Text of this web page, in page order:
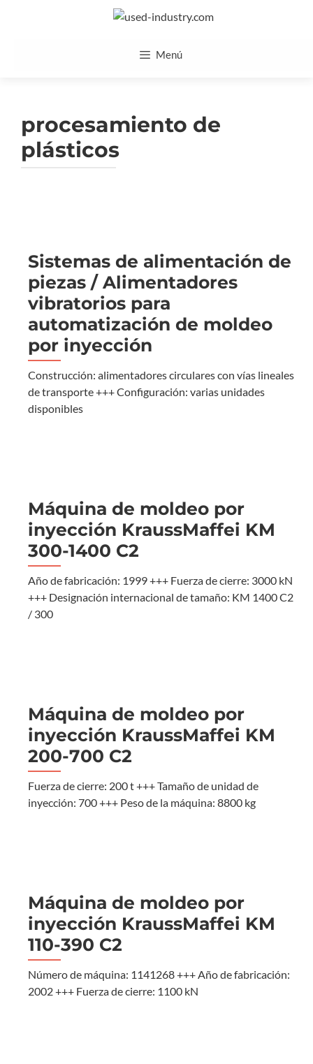
Menú
procesamiento de
plásticos
Sistemas de alimentación de
piezas / Alimentadores
vibratorios para
automatización de moldeo
por inyección
Construcción: alimentadores circulares con vías lineales
de transporte +++ Configuración: varias unidades
disponibles
Máquina de moldeo por
inyección KraussMaffei KM
300-1400 C2
Año de fabricación: 1999 +++ Fuerza de cierre: 3000 kN
+++ Designación internacional de tamaño: KM 1400 C2
/ 300
Máquina de moldeo por
inyección KraussMaffei KM
200-700 C2
Fuerza de cierre: 200 t +++ Tamaño de unidad de
inyección: 700 +++ Peso de la máquina: 8800 kg
Máquina de moldeo por
inyección KraussMaffei KM
110-390 C2
Número de máquina: 1141268 +++ Año de fabricación:
2002 +++ Fuerza de cierre: 1100 kN